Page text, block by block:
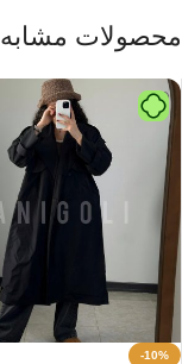
محصولات مشابه
-10%